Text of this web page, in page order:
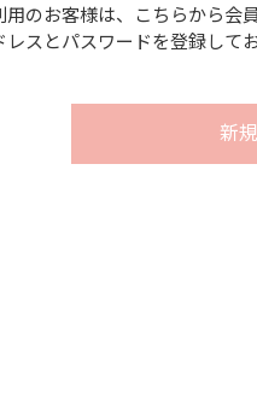
のお客様は、こちらから会
レスとパスワードを登録して